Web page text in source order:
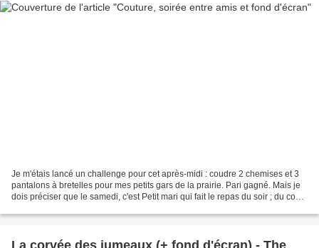
Je m'étais lancé un challenge pour cet après-midi : coudre 2 chemises et 3
pantalons à bretelles pour mes petits gars de la prairie. Pari gagné. Mais je
dois préciser que le samedi, c'est Petit mari qui fait le repas du soir ; du coup